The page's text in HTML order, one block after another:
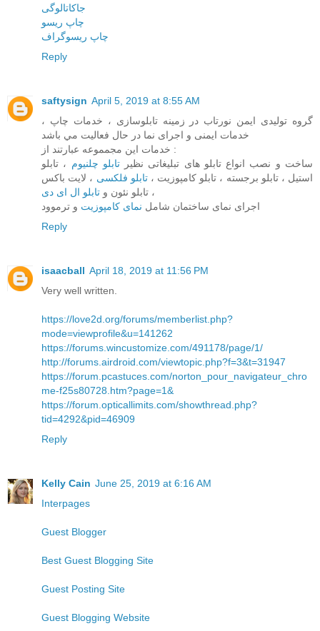
جاکاتالوگی
چاپ ریسو
چاپ ریسوگراف
Reply
saftysign April 5, 2019 at 8:55 AM
گروه توليدی ايمن نورتاب در زمينه تابلوسازی ، خدمات چاپ ،
خدمات ايمنی و اجرای نما در حال فعاليت مي باشد
خدمات اين مجمموعه عبارتند از :
ساخت و نصب انواع تابلو های تبليغاتی نظيرتابلو چلنيوم ، تابلو
استيل ، تابلو برجسته ، تابلو کامپوزيت ،تابلو فلکسی ، لايت باکس
، تابلو نئون و تابلو ال ای دی
اجرای نمای ساختمان شامل نمای کامپوزيت و ترموود
Reply
isaacball April 18, 2019 at 11:56 PM
Very well written.
https://love2d.org/forums/memberlist.php?
mode=viewprofile&u=141262
https://forums.wincustomize.com/491178/page/1/
http://forums.airdroid.com/viewtopic.php?f=3&t=31947
https://forum.pcastuces.com/norton_pour_navigateur_chro
me-f25s80728.htm?page=1&
https://forum.opticallimits.com/showthread.php?
tid=4292&pid=46909
Reply
Kelly Cain June 25, 2019 at 6:16 AM
Interpages
Guest Blogger
Best Guest Blogging Site
Guest Posting Site
Guest Blogging Website